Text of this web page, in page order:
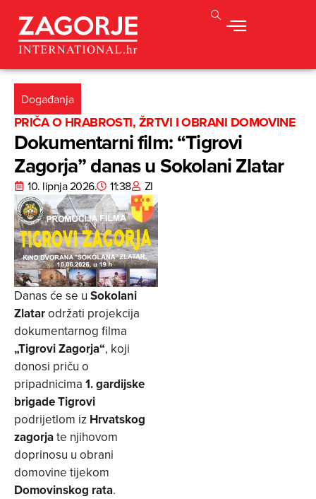
Događanja
PRIČA O HRABROSTI, ŽRTVI I OBRANI DOMOVINE
Dokumentarni film: “Tigrovi
Zagorja” danas u Sokolani Zlatar
10. lipnja 2026. 11:38 ZI
Danas će se u Sokolani
Zlatarodržati projekcija
dokumentarnog filma
„Tigrovi Zagorja“, koji
donosi priču o
pripadnicima 1. gardijske
brigade Tigrovi
podrijetlom iz Hrvatskog
zagorjate njihovom
doprinosu u obrani
domovine tijekom
Domovinskog rata.